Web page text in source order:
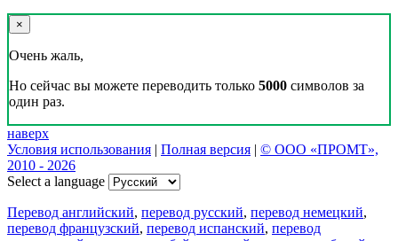
×
Очень жаль,
Но сейчас вы можете переводить только 5000 символов за
один раз.
наверх
Условия использования | Полная версия | © ООО «ПРОМТ»,
2010 - 2026
Select a language
Перевод английский, перевод русский, перевод немецкий,
перевод французский, перевод испанский, перевод